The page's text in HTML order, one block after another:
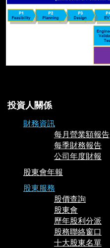
投資人關係
財務資訊
每月營業額報告
每季財務報告
公司年度財報
股東會年報
股東服務
股價查詢
股東會
歷年股利分派
股務聯絡窗口
十大股東名單